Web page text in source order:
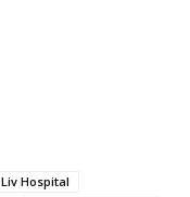
Liv Hospital